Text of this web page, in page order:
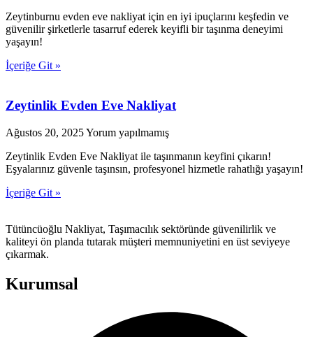
Zeytinburnu evden eve nakliyat için en iyi ipuçlarını keşfedin ve
güvenilir şirketlerle tasarruf ederek keyifli bir taşınma deneyimi
yaşayın!
İçeriğe Git »
Zeytinlik Evden Eve Nakliyat
Ağustos 20, 2025Yorum yapılmamış
Zeytinlik Evden Eve Nakliyat ile taşınmanın keyfini çıkarın!
Eşyalarınız güvenle taşınsın, profesyonel hizmetle rahatlığı yaşayın!
İçeriğe Git »
Tütüncüoğlu Nakliyat, Taşımacılık sektöründe güvenilirlik ve
kaliteyi ön planda tutarak müşteri memnuniyetini en üst seviyeye
çıkarmak.
Kurumsal